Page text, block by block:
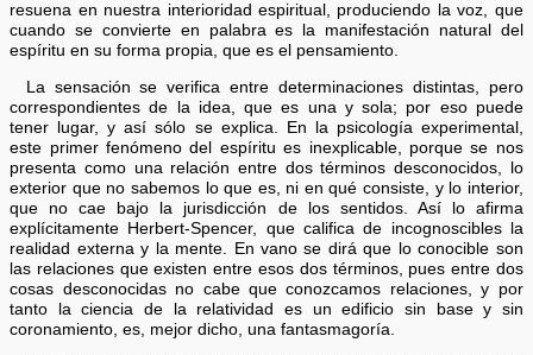
resuena en nuestra interioridad espiritual, produciendo la voz, que
cuando se convierte en palabra es la manifestación natural del
espíritu en su forma propia, que es el pensamiento.
La sensación se verifica entre determinaciones distintas, pero
correspondientes de la idea, que es una y sola; por eso puede
tener lugar, y así sólo se explica. En la psicología experimental,
este primer fenómeno del espíritu es inexplicable, porque se nos
presenta como una relación entre dos términos desconocidos, lo
exterior que no sabemos lo que es, ni en qué consiste, y lo interior,
que no cae bajo la jurisdicción de los sentidos. Así lo afirma
explícitamente Herbert-Spencer, que califica de incognoscibles la
realidad externa y la mente. En vano se dirá que lo conocible son
las relaciones que existen entre esos dos términos, pues entre dos
cosas desconocidas no cabe que conozcamos relaciones, y por
tanto la ciencia de la relatividad es un edificio sin base y sin
coronamiento, es, mejor dicho, una fantasmagoría.